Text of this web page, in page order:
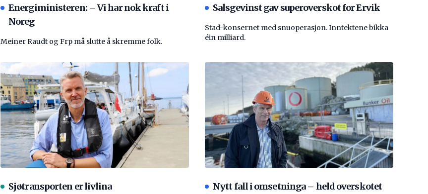
Energiministeren: – Vi har nok kraft i
Noreg
Meiner Raudt og Frp må slutte å skremme folk.
Salsgevinst gav superoverskot for Ervik
Stad-konsernet med snuoperasjon. Inntektene bikka
éin milliard.
Sjøtransporten er livlina
Nytt fall i omsetninga – held overskotet